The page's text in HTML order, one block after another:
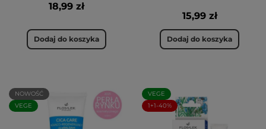
18,99 zł
Dodaj do koszyka
15,99 zł
Dodaj do koszyka
NOWOŚĆ
VEGE
VEGE
1+1-40%